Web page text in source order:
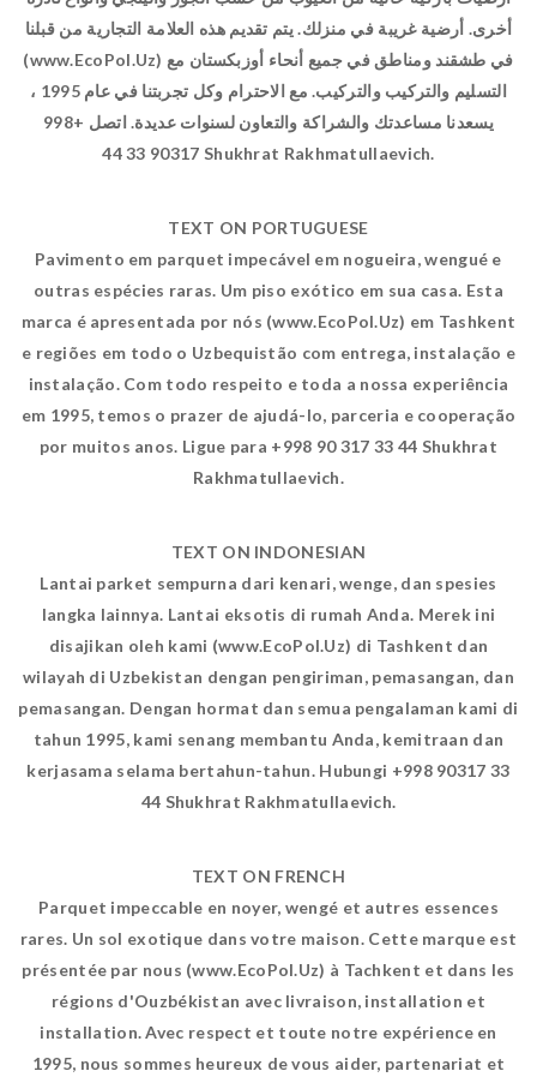
أخرى. أرضية غريبة في منزلك. يتم تقديم هذه العلامة التجارية من قبلنا
(www.EcoPol.Uz) في طشقند ومناطق في جميع أنحاء أوزبكستان مع
التسليم والتركيب والتركيب. مع الاحترام وكل تجربتنا في عام 1995 ،
يسعدنا مساعدتك والشراكة والتعاون لسنوات عديدة. اتصل +998
90317 33 44 Shukhrat Rakhmatullaevich.
TEXT ON PORTUGUESE
Pavimento em parquet impecável em nogueira, wengué e
outras espécies raras. Um piso exótico em sua casa. Esta
marca é apresentada por nós (www.EcoPol.Uz) em Tashkent
e regiões em todo o Uzbequistão com entrega, instalação e
instalação. Com todo respeito e toda a nossa experiência
em 1995, temos o prazer de ajudá-lo, parceria e cooperação
por muitos anos. Ligue para +998 90 317 33 44 Shukhrat
Rakhmatullaevich.
TEXT ON INDONESIAN
Lantai parket sempurna dari kenari, wenge, dan spesies
langka lainnya. Lantai eksotis di rumah Anda. Merek ini
disajikan oleh kami (www.EcoPol.Uz) di Tashkent dan
wilayah di Uzbekistan dengan pengiriman, pemasangan, dan
pemasangan. Dengan hormat dan semua pengalaman kami di
tahun 1995, kami senang membantu Anda, kemitraan dan
kerjasama selama bertahun-tahun. Hubungi +998 90317 33
44 Shukhrat Rakhmatullaevich.
TEXT ON FRENCH
Parquet impeccable en noyer, wengé et autres essences
rares. Un sol exotique dans votre maison. Cette marque est
présentée par nous (www.EcoPol.Uz) à Tachkent et dans les
régions d'Ouzbékistan avec livraison, installation et
installation. Avec respect et toute notre expérience en
1995, nous sommes heureux de vous aider, partenariat et